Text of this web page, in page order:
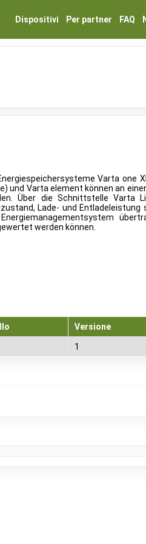
Dispositivi Per partner FAQ
Varta one
und Varta element können an
Über die Schnittstelle Varta
Lade- und
werden können.
Versione
1